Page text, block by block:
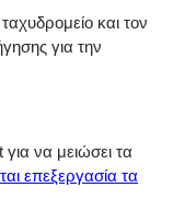
και τον
για την
να μειώσει τα
επεξεργασία τα